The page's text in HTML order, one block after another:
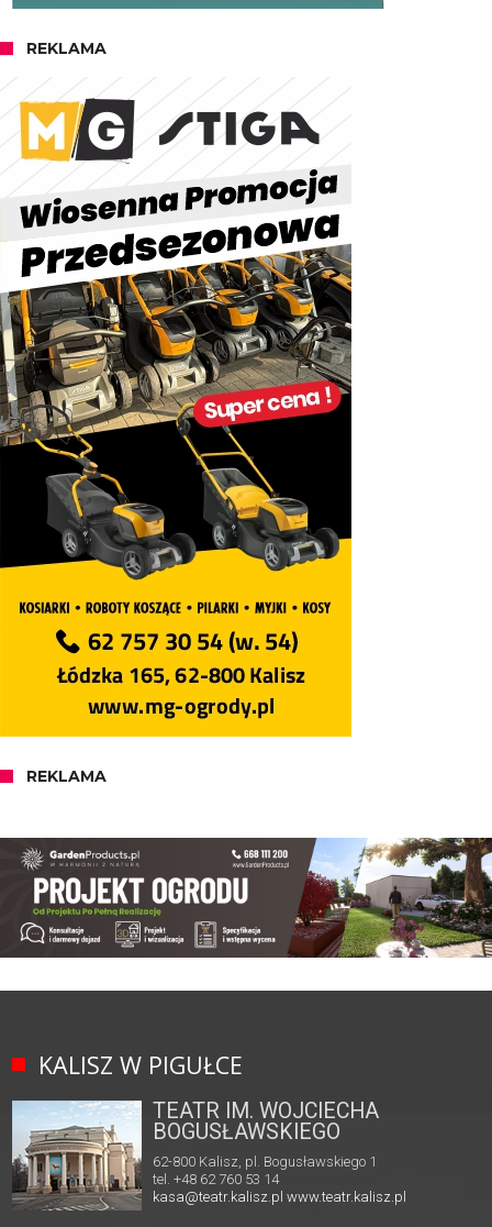
REKLAMA
REKLAMA
KALISZ W PIGUŁCE
TEATR IM. WOJCIECHA
BOGUSŁAWSKIEGO
62-800 Kalisz, pl. Bogusławskiego 1
tel. +48 62 760 53 14
kasa@teatr.kalisz.pl www.teatr.kalisz.pl